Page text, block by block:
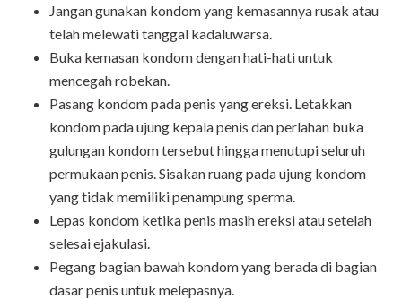
Jangan gunakan kondom yang kemasannya rusak atau
telah melewati tanggal kadaluwarsa.
Buka kemasan kondom dengan hati-hati untuk
mencegah robekan.
Pasang kondom pada penis yang ereksi. Letakkan
kondom pada ujung kepala penis dan perlahan buka
gulungan kondom tersebut hingga menutupi seluruh
permukaan penis. Sisakan ruang pada ujung kondom
yang tidak memiliki penampung sperma.
Lepas kondom ketika penis masih ereksi atau setelah
selesai ejakulasi.
Pegang bagian bawah kondom yang berada di bagian
dasar penis untuk melepasnya.